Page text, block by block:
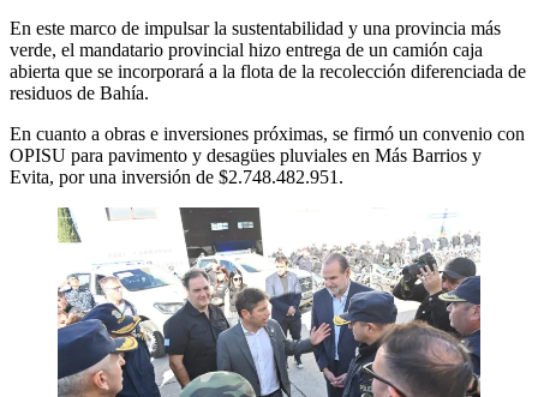
En este marco de impulsar la sustentabilidad y una provincia más
verde, el mandatario provincial hizo entrega de un camión caja
abierta que se incorporará a la flota de la recolección diferenciada de
residuos de Bahía.
En cuanto a obras e inversiones próximas, se firmó un convenio con
OPISU para pavimento y desagües pluviales en Más Barrios y
Evita, por una inversión de $2.748.482.951.